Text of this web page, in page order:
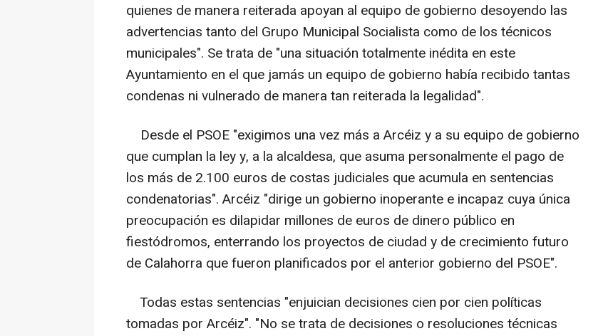
quienes de manera reiterada apoyan al equipo de gobierno desoyendo las
advertencias tanto del Grupo Municipal Socialista como de los técnicos
municipales". Se trata de "una situación totalmente inédita en este
Ayuntamiento en el que jamás un equipo de gobierno había recibido tantas
condenas ni vulnerado de manera tan reiterada la legalidad".
Desde el PSOE "exigimos una vez más a Arcéiz y a su equipo de gobierno
que cumplan la ley y, a la alcaldesa, que asuma personalmente el pago de
los más de 2.100 euros de costas judiciales que acumula en sentencias
condenatorias". Arcéiz "dirige un gobierno inoperante e incapaz cuya única
preocupación es dilapidar millones de euros de dinero público en
fiestódromos, enterrando los proyectos de ciudad y de crecimiento futuro
de Calahorra que fueron planificados por el anterior gobierno del PSOE".
Todas estas sentencias "enjuician decisiones cien por cien políticas
tomadas por Arcéiz". "No se trata de decisiones o resoluciones técnicas